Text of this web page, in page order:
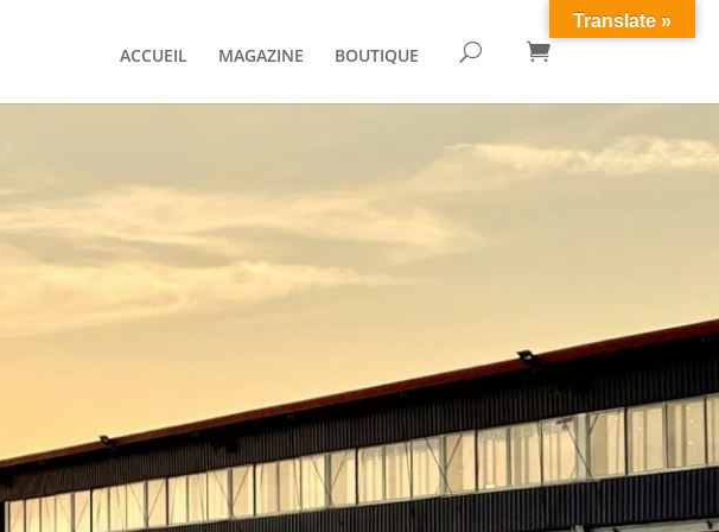
ACCUEIL MAGAZINE BOUTIQUE U 
Translate »